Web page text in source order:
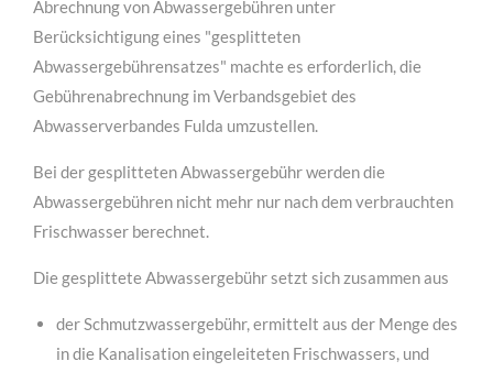
Abrechnung von Abwassergebühren unter
Berücksichtigung eines "gesplitteten
Abwassergebührensatzes" machte es erforderlich, die
Gebührenabrechnung im Verbandsgebiet des
Abwasserverbandes Fulda umzustellen.
Bei der gesplitteten Abwassergebühr werden die
Abwassergebühren nicht mehr nur nach dem verbrauchten
Frischwasser berechnet.
Die gesplittete Abwassergebühr setzt sich zusammen aus
der Schmutzwassergebühr, ermittelt aus der Menge des
in die Kanalisation eingeleiteten Frischwassers, und